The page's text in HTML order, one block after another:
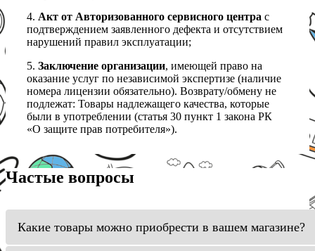
4. Акт от Авторизованного сервисного центра с
подтверждением заявленного дефекта и отсутствием
нарушений правил эксплуатации;
5. Заключение организации, имеющей право на
оказание услуг по независимой экспертизе (наличие
номера лицензии обязательно). Возврату/обмену не
подлежат: Товары надлежащего качества, которые
были в употреблении (статья 30 пункт 1 закона РК
«О защите прав потребителя»).
Частые вопросы
Какие товары можно приобрести в вашем магазине?